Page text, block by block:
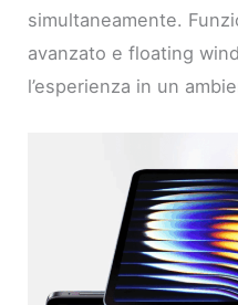
simultaneamente.
avanzato e floating
l’esperienza in un